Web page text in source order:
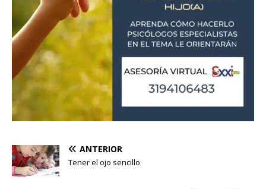
ANTERIOR
Tener el ojo sencillo